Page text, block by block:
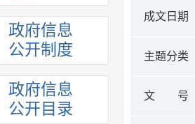
政府信息
公开制度
政府信息
公开目录
成文日期
主题分类
文 号